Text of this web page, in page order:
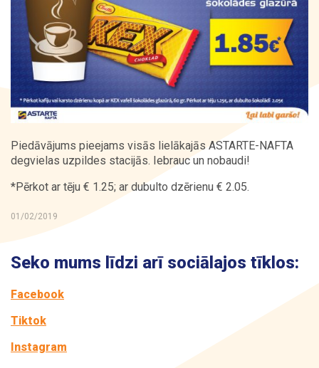
Vairumtirdzniecība Par ASTARTE
Kontakti
Piedāvājums pieejams visās lielākajās ASTARTE-NAFTA
degvielas uzpildes stacijās. Iebrauc un nobaudi!
*Pērkot ar tēju € 1.25; ar dubulto dzērienu € 2.05.
01/02/2019
Seko mums līdzi arī sociālajos tīklos:
Facebook
Tiktok
Instagram